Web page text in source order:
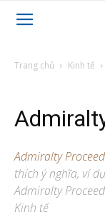
Trang chủ Kinh tế
Admiralty
thích ý nghĩa, ví
Admiralty
Kinh tế